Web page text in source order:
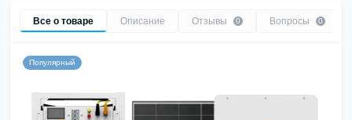
Все о товаре Описание Отзывы 0 Вопросы 0
Популярный